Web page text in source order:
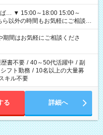
間はお気軽にご相談くださ
歴書不要 / 40～50代活躍中 / 副
シフト勤務 / 10名以上の大量募
キル不要
る 詳細へ